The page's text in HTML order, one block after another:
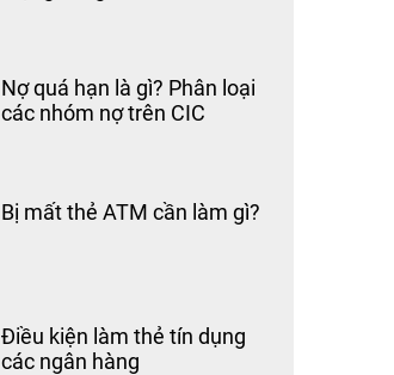
Nợ quá hạn là gì? Phân loại
các nhóm nợ trên CIC
Bị mất thẻ ATM cần làm gì?
Điều kiện làm thẻ tín dụng
các ngân hàng